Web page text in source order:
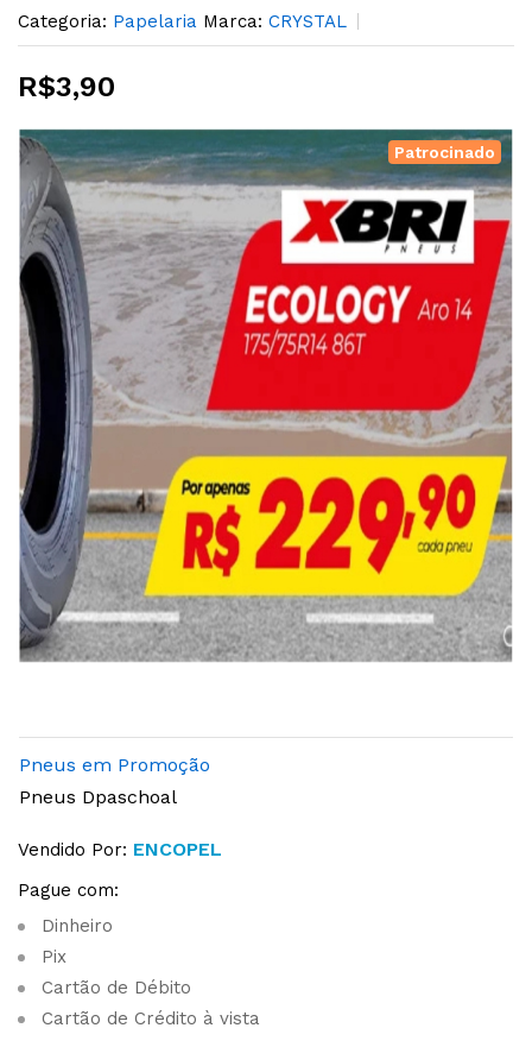
Categoria: Papelaria Marca: CRYSTAL
R$3,90
Patrocinado
Pneus em Promoção
Pneus Dpaschoal
Vendido Por: ENCOPEL
Pague com:
Dinheiro
Pix
Cartão de Débito
Cartão de Crédito à vista